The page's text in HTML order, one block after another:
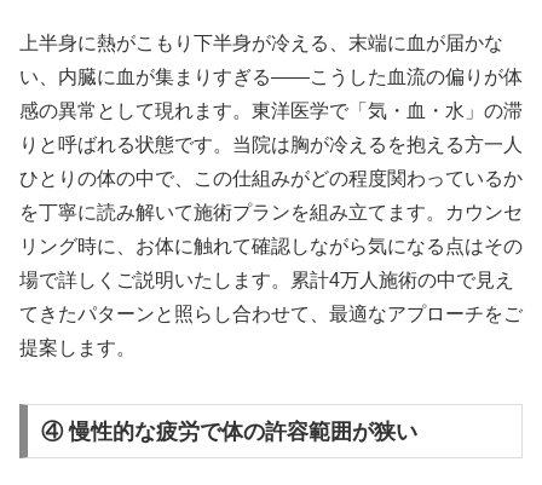
上半身に熱がこもり下半身が冷える、末端に血が届かな
い、内臓に血が集まりすぎる——こうした血流の偏りが体
感の異常として現れます。東洋医学で「気・血・水」の滞
りと呼ばれる状態です。当院は胸が冷えるを抱える方一人
ひとりの体の中で、この仕組みがどの程度関わっているか
を丁寧に読み解いて施術プランを組み立てます。カウンセ
リング時に、お体に触れて確認しながら気になる点はその
場で詳しくご説明いたします。累計4万人施術の中で見え
てきたパターンと照らし合わせて、最適なアプローチをご
提案します。
④ 慢性的な疲労で体の許容範囲が狭い